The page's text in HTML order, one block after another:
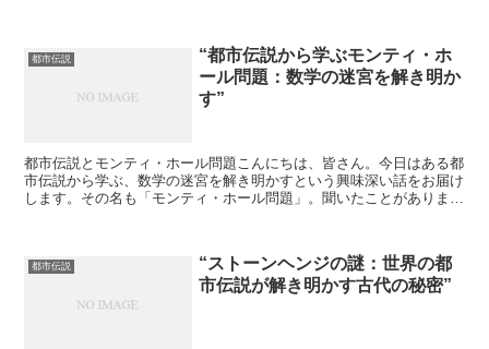
都市伝説
“都市伝説から学ぶモンティ・ホ
ール問題：数学の迷宮を解き明か
す”
都市伝説とモンティ・ホール問題こんにちは、皆さん。今日はある都
市伝説から学ぶ、数学の迷宮を解き明かすという興味深い話をお届け
します。その名も「モンティ・ホール問題」。聞いたことがあります
都市伝説
“ストーンヘンジの謎：世界の都
市伝説が解き明かす古代の秘密”